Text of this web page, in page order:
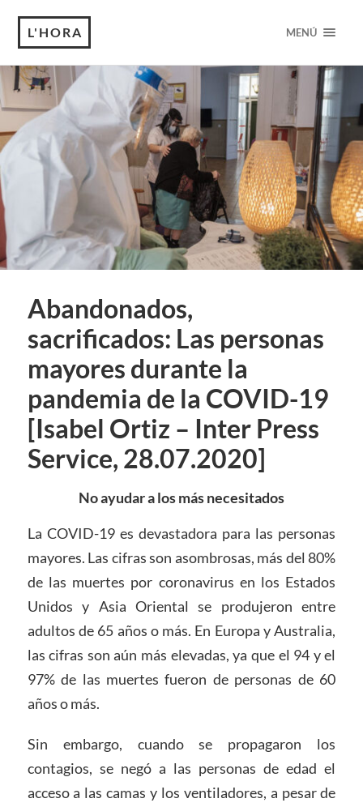
L'HORA MENÚ
Abandonados,
sacrificados: Las personas
mayores durante la
pandemia de la COVID-19
[Isabel Ortiz – Inter Press
Service, 28.07.2020]
No ayudar a los más necesitados
La COVID-19 es devastadora para las personas
mayores. Las cifras son asombrosas, más del 80%
de las muertes por coronavirus en los Estados
Unidos y Asia Oriental se produjeron entre
adultos de 65 años o más. En Europa y Australia,
las cifras son aún más elevadas, ya que el 94 y el
97% de las muertes fueron de personas de 60
años o más.
Sin embargo, cuando se propagaron los
contagios, se negó a las personas de edad el
acceso a las camas y los ventiladores, a pesar de